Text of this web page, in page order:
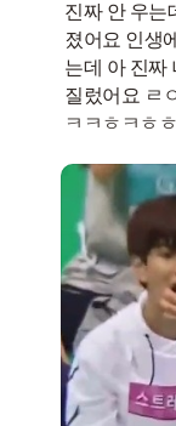
진짜 안 우는
졌어요 인생
는데 아 진짜
질렀어요 ㄹ